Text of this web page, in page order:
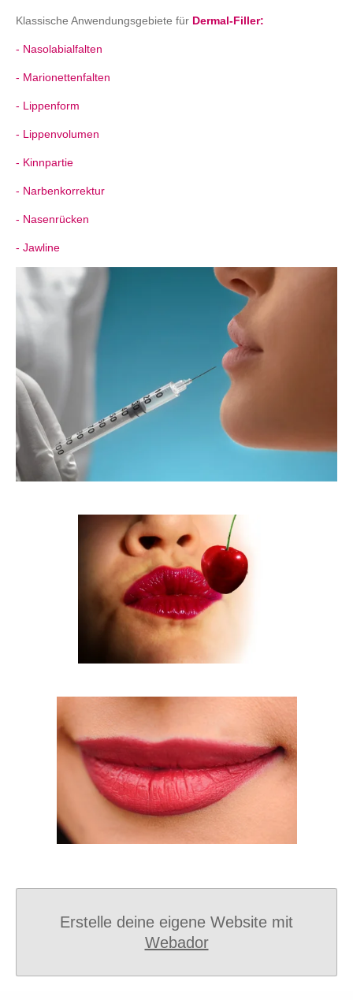
Klassische Anwendungsgebiete für Dermal-Filler:
- Nasolabialfalten
- Marionettenfalten
- Lippenform
- Lippenvolumen
- Kinnpartie
- Narbenkorrektur
- Nasenrücken
- Jawline
Erstelle deine eigene Website mit
Webador